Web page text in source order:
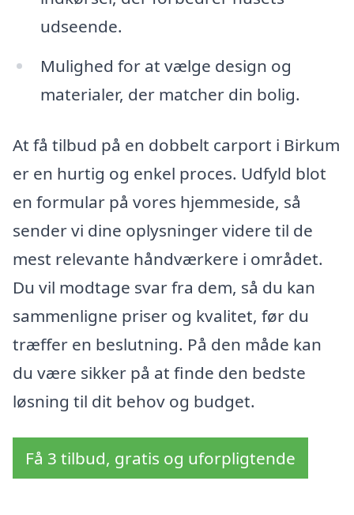
udseende.
Mulighed for at vælge design og
materialer, der matcher din bolig.
At få tilbud på en dobbelt carport i Birkum
er en hurtig og enkel proces. Udfyld blot
en formular på vores hjemmeside, så
sender vi dine oplysninger videre til de
mest relevante håndværkere i området.
Du vil modtage svar fra dem, så du kan
sammenligne priser og kvalitet, før du
træffer en beslutning. På den måde kan
du være sikker på at finde den bedste
løsning til dit behov og budget.
Få 3 tilbud, gratis og uforpligtende